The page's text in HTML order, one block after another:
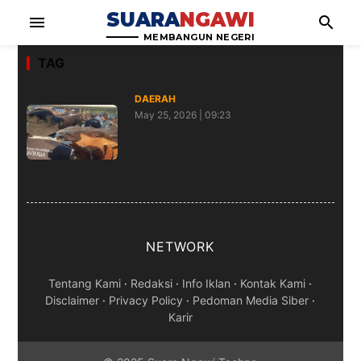
menu SUARANGAWI
MEMBANGUN NEGERI
search
TAG
DAERAH
May 25, 2026 | 09:23
NETWORK
Tentang Kami · Redaksi · Info Iklan · Kontak Kami ·
Disclaimer · Privacy Policy · Pedoman Media Siber ·
Karir